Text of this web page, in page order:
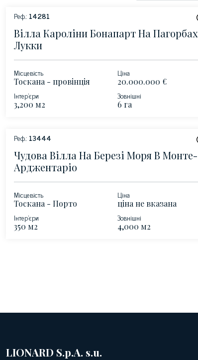
Реф.: 14281
Вілла Кароліни Бонапарт На Пагорбах
Лукки
Місцевість
Тоскана - провінція
Ціна
20.000.000 €
Інтер'єри
3,200 м2
Зовнішні
6 га
Реф.: 13444
Чудова Вілла На Березі Моря В Монте-
Арджентаріо
Місцевість
Тоскана - Порто
Ціна
ціна не вказана
Інтер'єри
350 м2
Зовнішні
4,000 м2
LIONARD S.p.A. s.u.